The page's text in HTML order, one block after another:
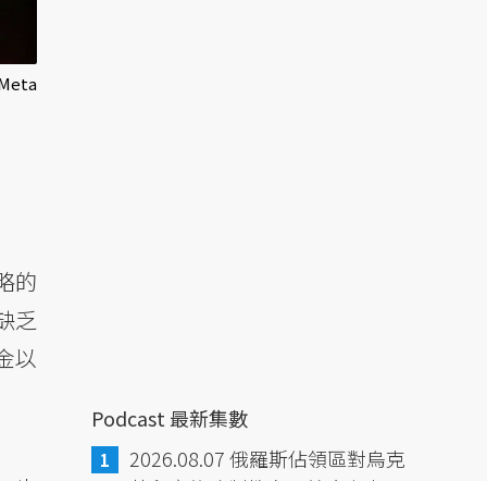
的
乏
以
Podcast 最新集數
2026.08.07 俄羅斯佔領區對烏克